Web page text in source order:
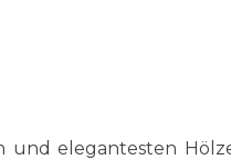
und elegantesten